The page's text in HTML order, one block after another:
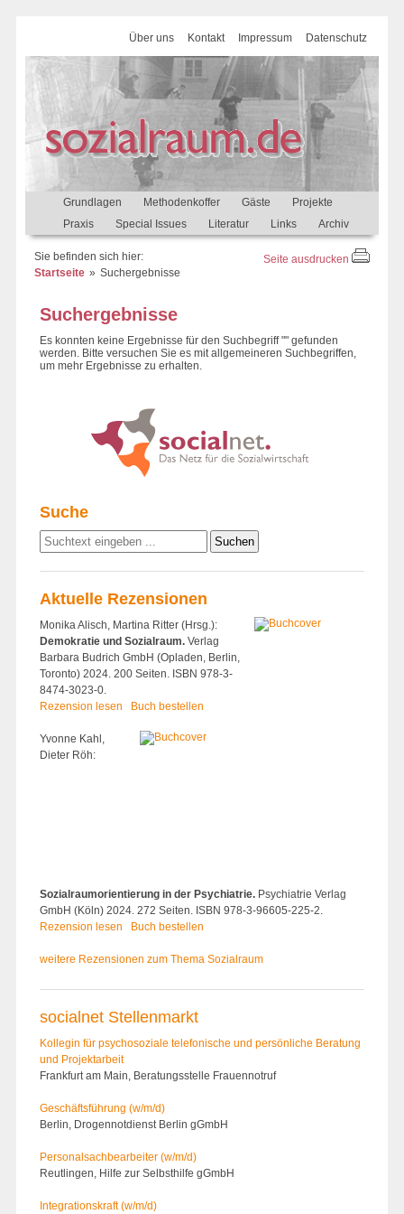
Über uns Kontakt Impressum Datenschutz
Grundlagen Methodenkoffer Gäste
Projekte
Praxis
Special Issues Literatur Links Archiv
Seite ausdrucken
Sie befinden sich hier:
Startseite
Suchergebnisse
Suchergebnisse
Es konnten keine Ergebnisse für den Suchbegriff "" gefunden
werden. Bitte versuchen Sie es mit allgemeineren Suchbegriffen,
um mehr Ergebnisse zu erhalten.
Suche
Aktuelle Rezensionen
Monika Alisch, Martina Ritter (Hrsg.):
Demokratie und Sozialraum. Verlag
Barbara Budrich GmbH (Opladen, Berlin,
Toronto) 2024. 200 Seiten. ISBN 978-3-
8474-3023-0.
Rezension lesen
Buch bestellen
Yvonne Kahl,
Dieter Röh:
Sozialraumorientierung in der Psychiatrie. Psychiatrie Verlag
GmbH (Köln) 2024. 272 Seiten. ISBN 978-3-96605-225-2.
Rezension lesen
Buch bestellen
weitere Rezensionen zum Thema Sozialraum
socialnet Stellenmarkt
Kollegin für psychosoziale telefonische und persönliche Beratung
und Projektarbeit
Frankfurt am Main, Beratungsstelle Frauennotruf
Geschäftsführung (w/m/d)
Berlin, Drogennotdienst Berlin gGmbH
Personalsach­bearbeiter (w/m/d)
Reutlingen, Hilfe zur Selbsthilfe gGmbH
Integrationskraft (w/m/d)